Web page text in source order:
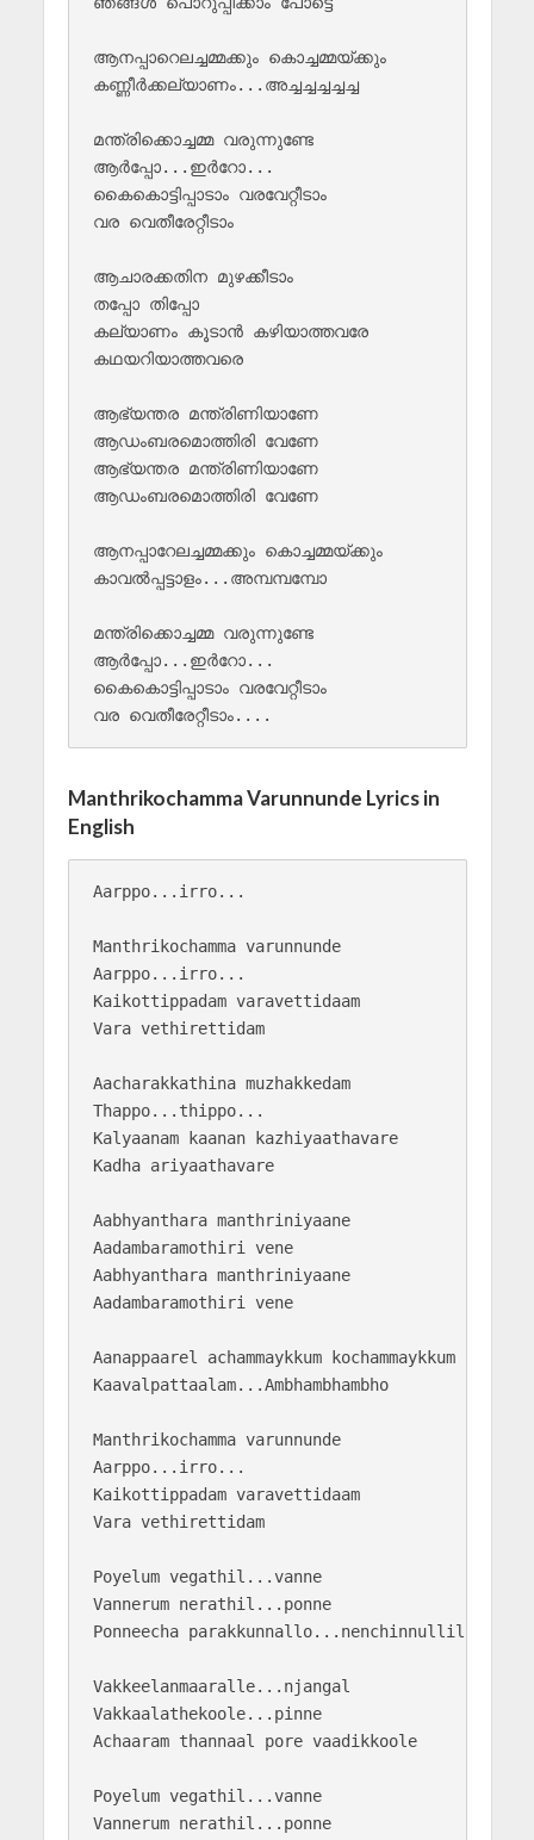
ആനപ്പാറെലച്ചമ്മക്കും കൊച്ചമ്മയ്ക്കും
കണ്ണീർക്കല്യാണം...അച്ചച്ചച്ചച്ചച്ച
മന്ത്രിക്കൊച്ചമ്മ വരുന്നുണ്ടേ
ആർപ്പോ...ഇർറോ...
കൈകൊട്ടിപ്പാടാം വരവേറ്റീടാം
വര വെതീരേറ്റീടാം
ആചാരക്കതിന മുഴക്കീടാം
തപ്പോ തിപ്പോ
കല്യാണം കൂടാൻ കഴിയാത്തവരേ
കഥയറിയാത്തവരെ
ആഭ്യന്തര മന്ത്രിണിയാണേ
ആഡംബരമൊത്തിരി വേണേ
ആഭ്യന്തര മന്ത്രിണിയാണേ
ആഡംബരമൊത്തിരി വേണേ
ആനപ്പാറേലച്ചമ്മക്കും കൊച്ചമ്മയ്ക്കും
കാവല്‍പ്പട്ടാളം...അമ്പമ്പമ്പോ
മന്ത്രിക്കൊച്ചമ്മ വരുന്നുണ്ടേ
ആർപ്പോ...ഇർറോ...
കൈകൊട്ടിപ്പാടാം വരവേറ്റീടാം
Manthrikochamma Varunnunde Lyrics in
English
Aarppo...irro...
Manthrikochamma varunnunde
Aarppo...irro...
Kaikottippadam varavettidaam
Vara vethirettidam
Aacharakkathina muzhakkedam
Thappo...thippo...
Kalyaanam kaanan kazhiyaathavare
Kadha ariyaathavare
Aabhyanthara manthriniyaane
Aadambaramothiri vene
Aabhyanthara manthriniyaane
Aadambaramothiri vene
Aanappaarel achammaykkum kochammaykkum
Kaavalpattaalam...Ambhambhambho
Manthrikochamma varunnunde
Aarppo...irro...
Kaikottippadam varavettidaam
Vara vethirettidam
Poyelum vegathil...vanne
Vannerum nerathil...ponne
Ponneecha parakkunnallo...nenchinnullil
Vakkeelanmaaralle...njangal
Vakkaalathekoole...pinne
Achaaram thannaal pore vaadikkoole
Poyelum vegathil...vanne
Vannerum nerathil...ponne